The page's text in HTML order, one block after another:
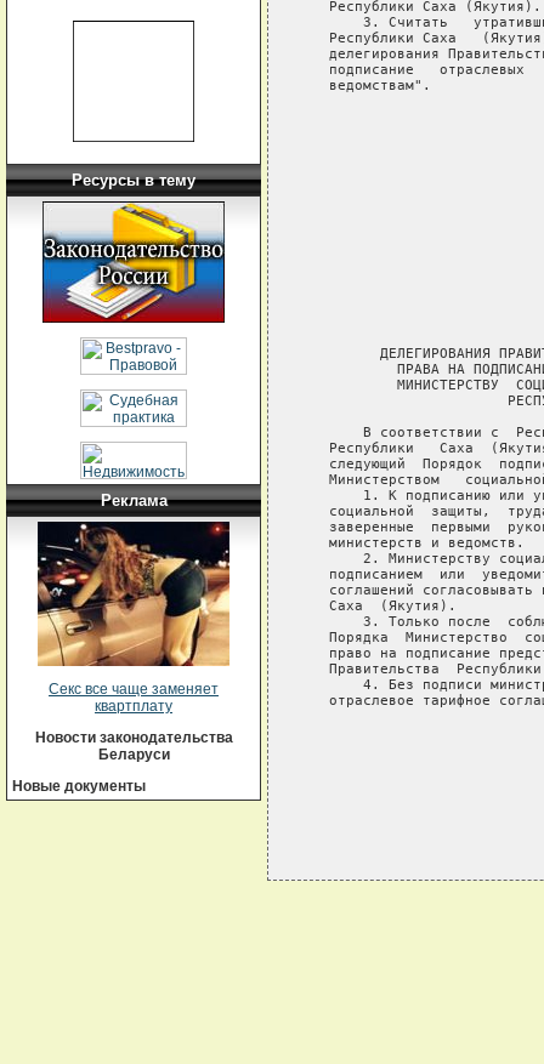
Ресурсы в тему
Реклама
Секс все чаще заменяет
квартплату
Новости законодательства
Беларуси
Новые документы
   Республики Саха (Якутия).
3. Считать
Республики Саха
делегирования
подписание   отраслевых
   ведомствам".
ДЕЛЕГИРОВАНИЯ
ПРАВА НА
МИНИСТЕРСТВУ
В соответствии с
Республики   Саха
следующий  Порядок
Министерством
1. К подписанию или
социальной  защиты,
заверенные  первыми
   министерств и ведомств.
2. Министерству
подписанием  или
соглашений согласовывать
   Саха  (Якутия).
3. Только после
Порядка  Министерство
право на подписание
Правительства
4. Без подписи
отраслевое тарифное